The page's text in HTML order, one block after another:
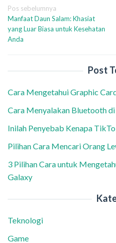
Navigasi
pos
Pos sebelumnya
Manfaat Daun Salam: Khasiat
yang Luar Biasa untuk Kesehatan
Anda
Post
Cara Mengetahui Graphic
Cara Menyalakan Bluetooth
Inilah Penyebab Kenapa
Pilihan Cara Mencari Orang
3 Pilihan Cara untuk
Galaxy
Teknologi
Game